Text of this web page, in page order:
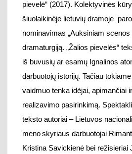
teksto autoriai – Lietuvos
meno skyriaus darbuotojai
Kristina Savickienė bei režisieriai
Kristina Werner.
Kolektyvinės
papildo ir personažai, –
ne
visaginiečiai
, kurie scenoje
istorijas, išsako savo pozicijas.
spektaklis – apie Šalčininkų
žemė. Šalčia“ (2018
, rež. J. Tertelis
dramaturgiją sukonstravo And